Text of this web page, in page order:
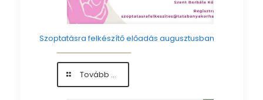
Szoptatásra felkészítő előadás augusztusban
Tovább ...-
Szoptatásra